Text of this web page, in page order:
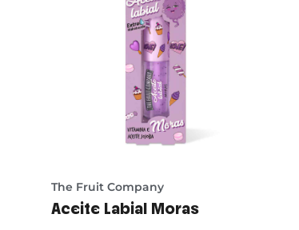
The Fruit Company
Aceite Labial Moras